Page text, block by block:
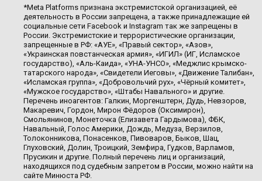
*Meta Platforms признана экстремистской организацией, её
деятельность в России запрещена, а также принадлежащие ей
социальные сети Facebook и Instagram так же запрещены в
России. Экстремистские и террористические организации,
запрещенные в РФ: «АУЕ», «Правый сектор», «Азов»,
«Украинская повстанческая армия», «ИГИЛ» (ИГ, Исламское
государство), «Аль-Каида», «УНА-УНСО», «Меджлис крымско-
татарского народа», «Свидетели Иеговы», «Движение Талибан»,
«Исламская группа», «Добровольчий рух», «Чёрный комитет»,
«Мужское государство», «Штабы Навального» и другие.
Перечень иноагентов: Галкин, Моргенштерн, Дудь, Невзоров,
Макаревич, Гордон, Мирон Фёдоров (Оксимирон),
Смольянинов, Монеточка (Елизавета Гардымова), ФБК,
Навальный, Голос Америки, Дождь, Медуза, Верзилов,
Толоконникова, Понасенков, Пивоваров, Быков, Шац,
Глуховский, Долин, Троицкий, Земфира, Гудков, Варламов,
Прусикин и другие. Полный перечень лиц и организаций,
находящихся под судебным запретом в России, можно найти на
сайте Минюста РФ.